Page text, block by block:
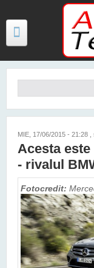
Mergi la conţinutul principal
TESTE
FOTO
PREȚURI MODELE
MAȘINI
CONTACT
MIE, 17/06/2015 - 21:28
Acesta este
- rivalul
Fotocredit: